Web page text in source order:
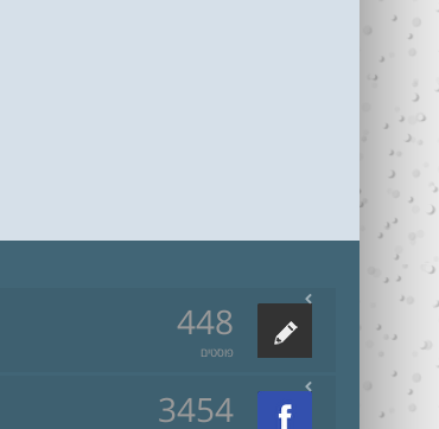
448
פוסטים
3454